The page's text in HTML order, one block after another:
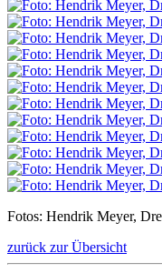
Fotos: Hendrik Meyer,
zurück zur Übersicht